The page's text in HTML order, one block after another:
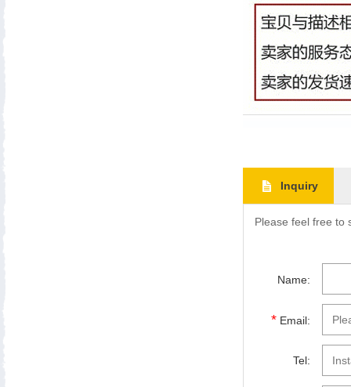
Inquiry
Please feel free to
Name:
* Email:
Tel: